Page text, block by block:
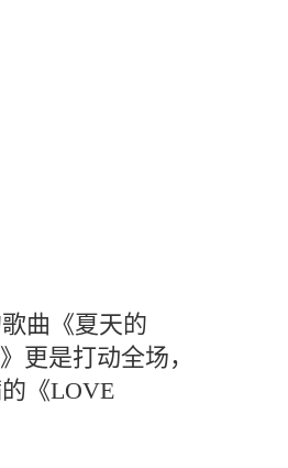
曲《夏天的
更是打动全场，
《LOVE